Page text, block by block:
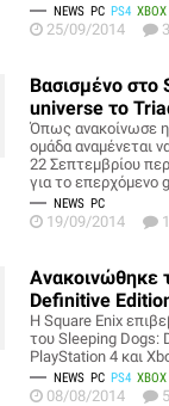
NEWS PC PS4
25/09/2014 3
Βασισμένο στο
universe το
Όπως ανακοίνωσε
ομάδα αναμένεται
22 Σεπτεμβρίου
για το επερχόμενο
NEWS PC
19/09/2014 1
Ανακοινώθηκε
Definitive
Η Square Enix
του Sleeping Dogs:
PlayStation 4 και
NEWS PC PS4
08/08/2014 5